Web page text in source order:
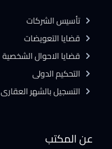
عن المكتب
تأسيس الشركات
قضايا التعويضات
قضايا الاحوال الشخصية
التحكيم الدولى
التسجيل بالشهر العقارى